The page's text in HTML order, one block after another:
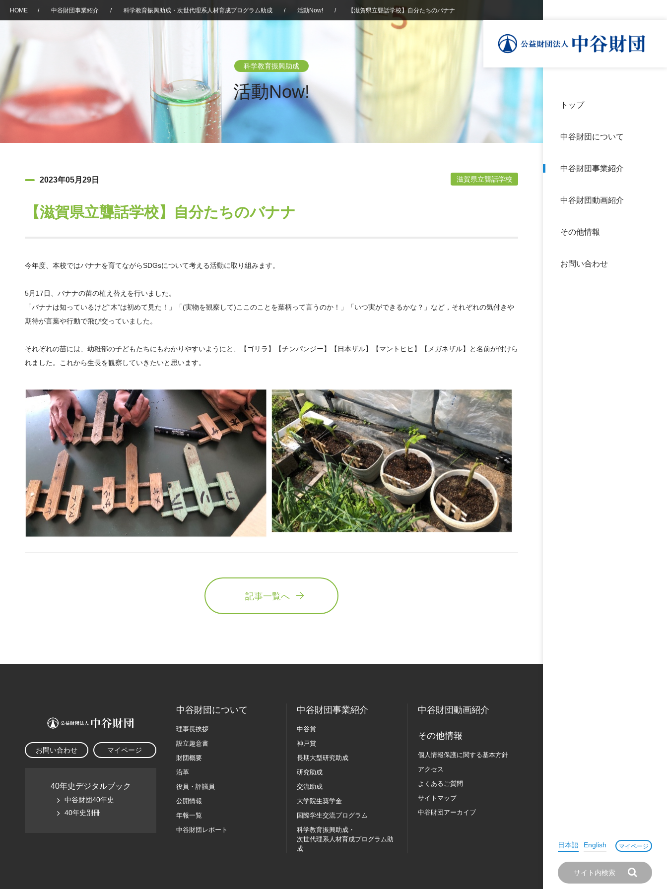
トップ
中谷財団について
中谷財団事業紹介
中谷財団動画紹介
その他情報
お問い合わせ
日本語 English マイページ
HOME / 中谷財団事業紹介 / 科学教育振興助成・次世代理系人材育成プログラム助成 / 活動Now! / 【滋賀県立聾話学校】自分たちのバナナ
科学教育振興助成
活動Now!
2023年05月29日 滋賀県立聾話学校
【滋賀県立聾話学校】自分たちのバナナ
今年度、本校ではバナナを育てながらSDGsについて考える活動に取り組みます。
5月17日、バナナの苗の植え替えを行いました。
「バナナは知っているけど“木”は初めて見た！」「(実物を観察して)ここのことを葉柄って言うのか！」「いつ実ができるかな？」など，それぞれの気付きや
期待が言葉や行動で飛び交っていました。
それぞれの苗には、幼稚部の子どもたちにもわかりやすいようにと、【ゴリラ】【チンパンジー】【日本ザル】【マントヒヒ】【メガネザル】と名前が付けら
れました。これから生長を観察していきたいと思います。
記事一覧へ
お問い合わせ マイページ
40年史デジタルブック
中谷財団40年史
40年史別冊
中谷財団について
理事長挨拶
設立趣意書
財団概要
沿革
役員・評議員
公開情報
年報一覧
中谷財団レポート
中谷財団事業紹介
中谷賞
神戸賞
長期大型研究助成
研究助成
交流助成
大学院生奨学金
国際学生交流プログラム
科学教育振興助成・
次世代理系人材育成プログラム助
成
中谷財団動画紹介
その他情報
個人情報保護に関する基本方針
アクセス
よくあるご質問
サイトマップ
中谷財団アーカイブ